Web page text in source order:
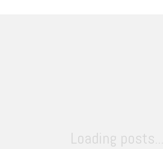
Loading posts...